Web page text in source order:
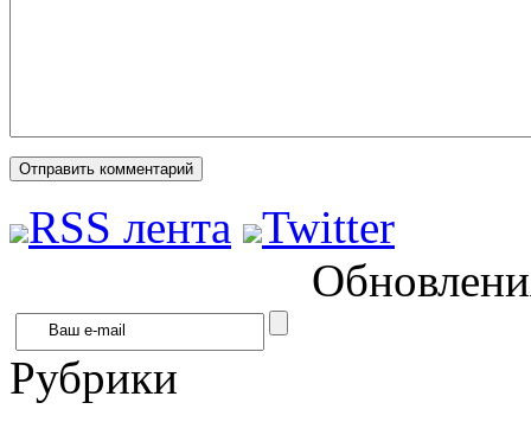
RSS лента
Twitter
Рубрики